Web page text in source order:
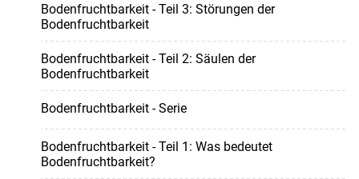
Bodenfruchtbarkeit - Teil 3: Störungen der
Bodenfruchtbarkeit
Bodenfruchtbarkeit - Teil 2: Säulen der
Bodenfruchtbarkeit
Bodenfruchtbarkeit - Serie
Bodenfruchtbarkeit - Teil 1: Was bedeutet
Bodenfruchtbarkeit?